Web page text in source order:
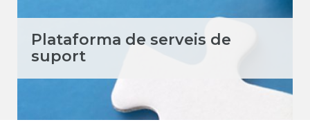
Plataforma de serveis de
suport